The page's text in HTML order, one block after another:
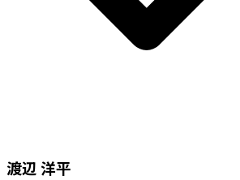
渡辺 洋平